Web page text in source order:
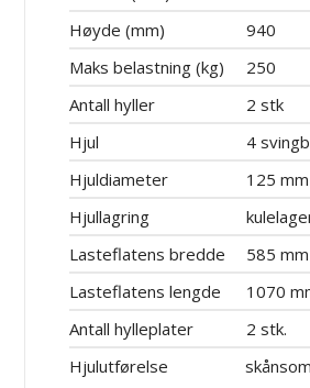
Høyde (mm)
940
Maks belastning (kg)
250
Antall hyller
2 stk
Hjul
4
Hjuldiameter
125 mm
Hjullagring
Lasteflatens bredde
585 mm
Lasteflatens lengde
1070
Antall hylleplater
2 stk.
Hjulutførelse